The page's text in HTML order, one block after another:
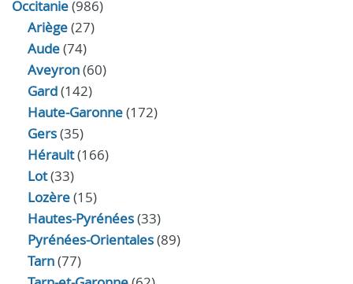
Occitanie(986)
Ariège(27)
Aude(74)
Aveyron(60)
Gard(142)
Haute-Garonne(172)
Gers(35)
Hérault(166)
Lot(33)
Lozère(15)
Hautes-Pyrénées(33)
Pyrénées-Orientales(89)
Tarn(77)